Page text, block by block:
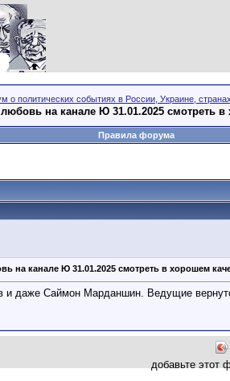
о политических событиях в России, Украине,
на канале Ю 31.01.2025 смотреть в
Правила форума
на канале Ю 31.01.2025 смотреть в хорошем
и даже Саймон Марданшин. Ведущие
добавьте этот